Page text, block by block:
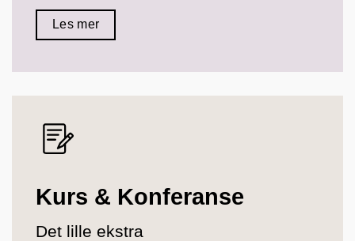
Les mer
Kurs & Konferanse
Det lille ekstra